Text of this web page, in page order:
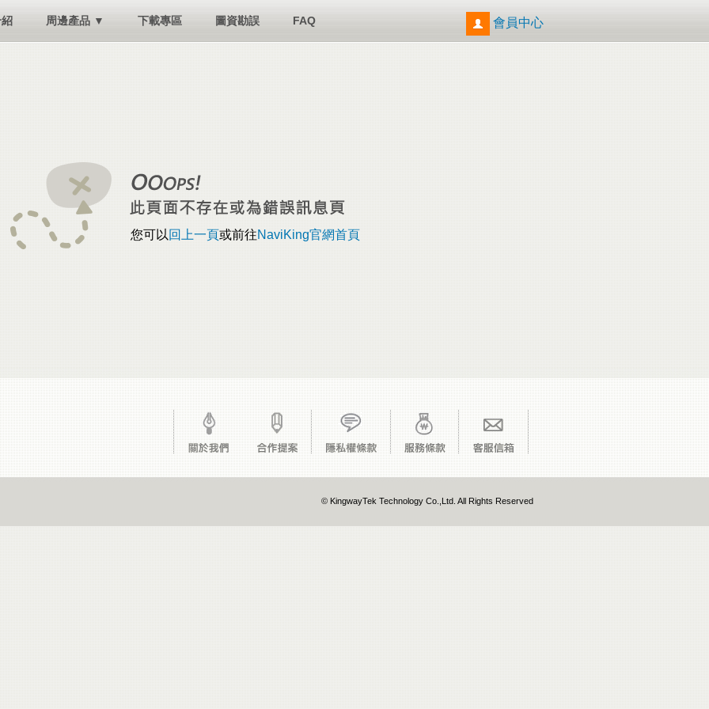
周邊產品 ▼ 下載專區 圖資勘誤 FAQ 會員中心
您可以 回上一頁或前往NaviKing官網首頁
© KingwayTek Technology Co.,Ltd. All Rights Reserved